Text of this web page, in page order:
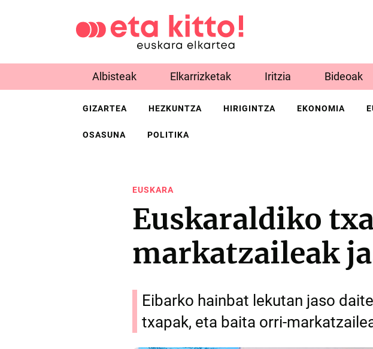
Albisteak Elkarrizketak Iritzia Bideoak
GIZARTEA HEZKUNTZA HIRIGINTZA EKONOMIA
OSASUNA POLITIKA
EUSKARA
Euskaraldiko
markatzaileak
Eibarko hainbat lekutan jaso
txapak, eta baita orri-